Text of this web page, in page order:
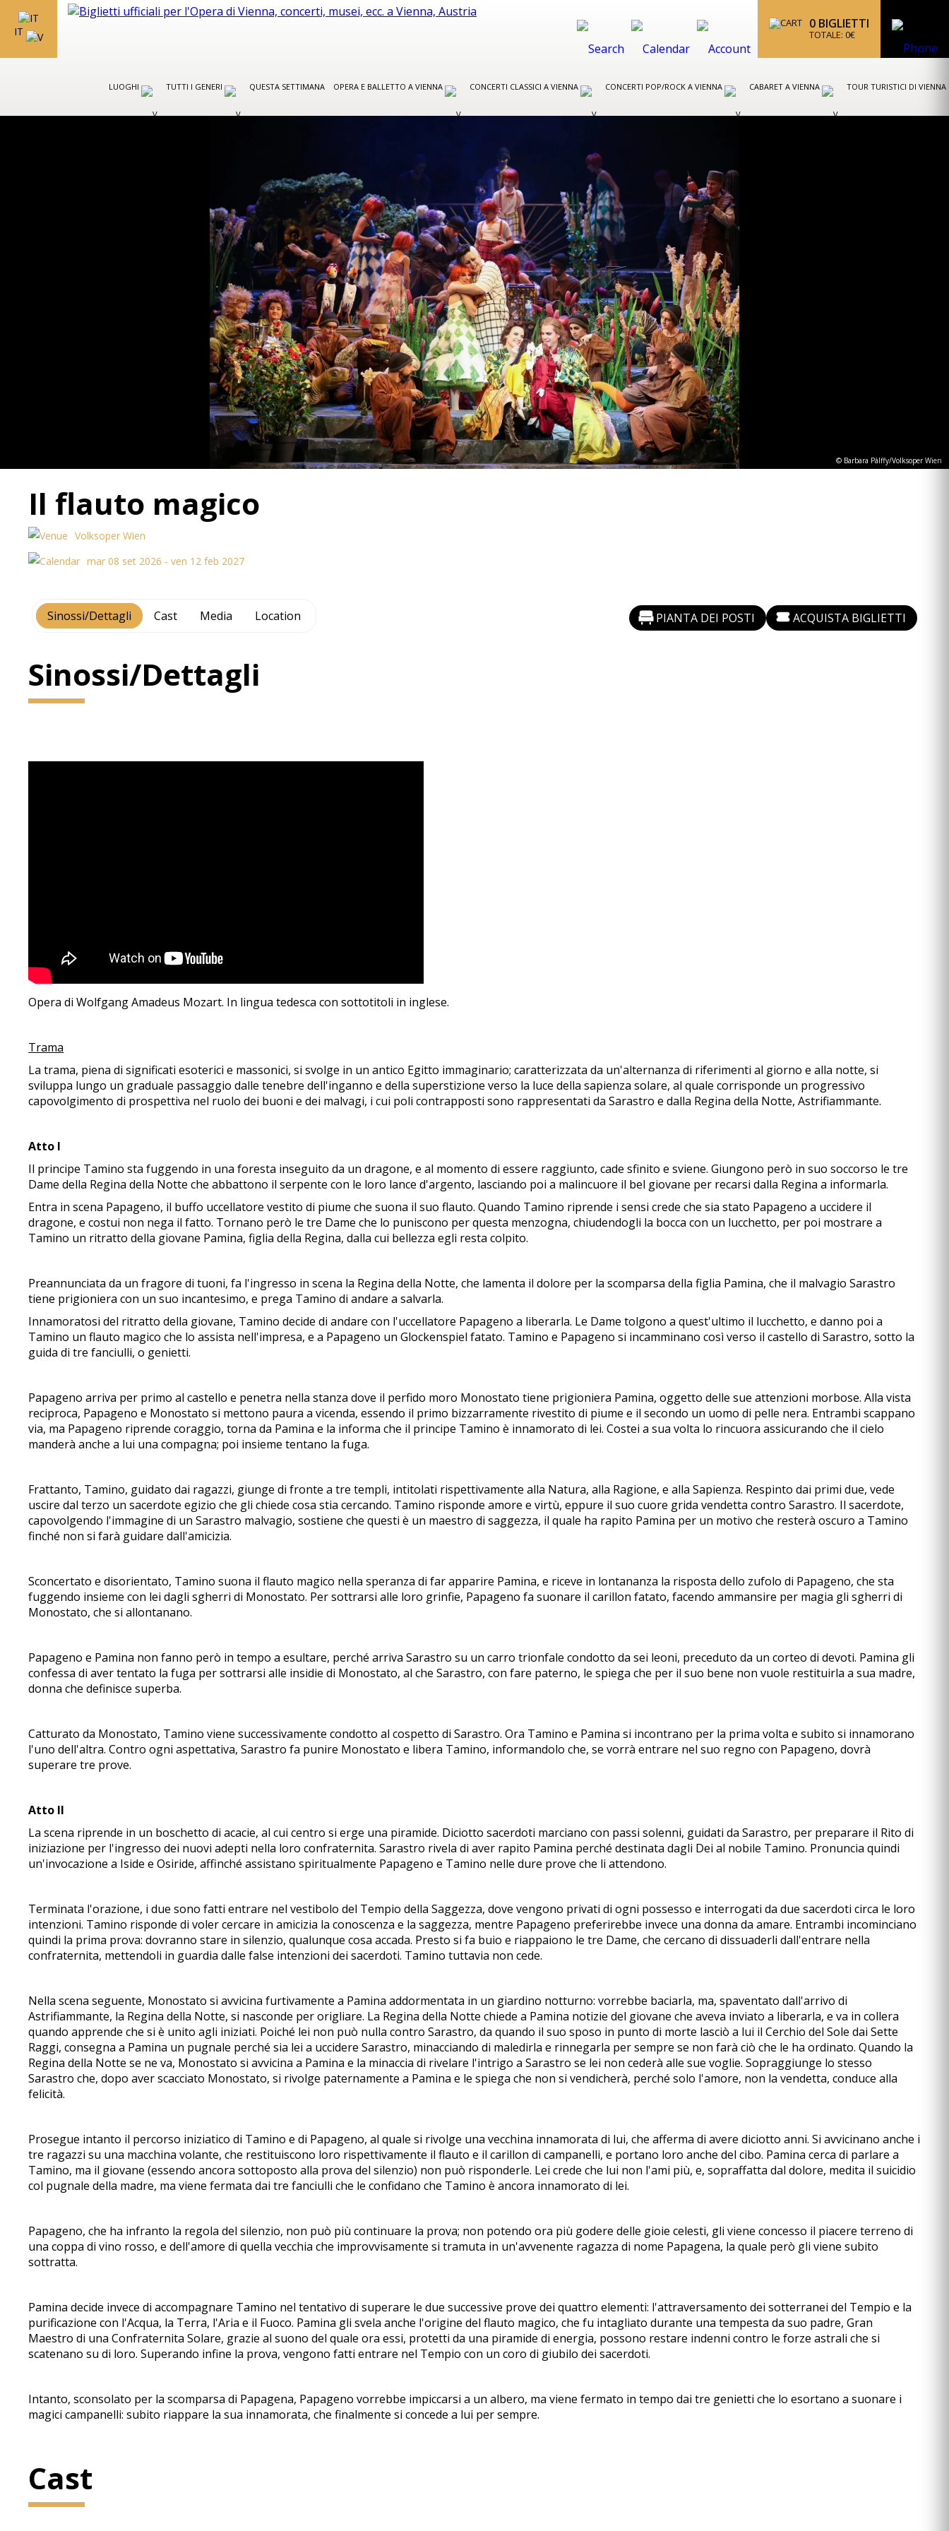
IT
0 BIGLIETTI
TOTALE: 0€
LUOGHI TUTTI I GENERI QUESTA SETTIMANA OPERA E BALLETTO A VIENNA CONCERTI CLASSICI A VIENNA CONCERTI POP/ROCK A VIENNA CABARET A VIENNA TOUR TURISTICI DI VIENNA
© Barbara Pálffy/Volksoper Wien
Il flauto magico
Volksoper Wien
mar 08 set 2026 - ven 12 feb 2027
Sinossi/Dettagli Cast Media Location PIANTA DEI POSTI ACQUISTA BIGLIETTI
Sinossi/Dettagli
Opera di Wolfgang Amadeus Mozart. In lingua tedesca con sottotitoli in inglese.
Trama
La trama, piena di significati esoterici e massonici, si svolge in un antico Egitto immaginario; caratterizzata da un'alternanza di riferimenti al giorno e alla notte, si
sviluppa lungo un graduale passaggio dalle tenebre dell'inganno e della superstizione verso la luce della sapienza solare, al quale corrisponde un progressivo
capovolgimento di prospettiva nel ruolo dei buoni e dei malvagi, i cui poli contrapposti sono rappresentati da Sarastro e dalla Regina della Notte, Astrifiammante.
Atto I
Il principe Tamino sta fuggendo in una foresta inseguito da un dragone, e al momento di essere raggiunto, cade sfinito e sviene. Giungono però in suo soccorso le tre
Dame della Regina della Notte che abbattono il serpente con le loro lance d'argento, lasciando poi a malincuore il bel giovane per recarsi dalla Regina a informarla.
Entra in scena Papageno, il buffo uccellatore vestito di piume che suona il suo flauto. Quando Tamino riprende i sensi crede che sia stato Papageno a uccidere il
dragone, e costui non nega il fatto. Tornano però le tre Dame che lo puniscono per questa menzogna, chiudendogli la bocca con un lucchetto, per poi mostrare a
Tamino un ritratto della giovane Pamina, figlia della Regina, dalla cui bellezza egli resta colpito.
Preannunciata da un fragore di tuoni, fa l'ingresso in scena la Regina della Notte, che lamenta il dolore per la scomparsa della figlia Pamina, che il malvagio Sarastro
tiene prigioniera con un suo incantesimo, e prega Tamino di andare a salvarla.
Innamoratosi del ritratto della giovane, Tamino decide di andare con l'uccellatore Papageno a liberarla. Le Dame tolgono a quest'ultimo il lucchetto, e danno poi a
Tamino un flauto magico che lo assista nell'impresa, e a Papageno un Glockenspiel fatato. Tamino e Papageno si incamminano così verso il castello di Sarastro, sotto la
guida di tre fanciulli, o genietti.
Papageno arriva per primo al castello e penetra nella stanza dove il perfido moro Monostato tiene prigioniera Pamina, oggetto delle sue attenzioni morbose. Alla vista
reciproca, Papageno e Monostato si mettono paura a vicenda, essendo il primo bizzarramente rivestito di piume e il secondo un uomo di pelle nera. Entrambi scappano
via, ma Papageno riprende coraggio, torna da Pamina e la informa che il principe Tamino è innamorato di lei. Costei a sua volta lo rincuora assicurando che il cielo
manderà anche a lui una compagna; poi insieme tentano la fuga.
Frattanto, Tamino, guidato dai ragazzi, giunge di fronte a tre templi, intitolati rispettivamente alla Natura, alla Ragione, e alla Sapienza. Respinto dai primi due, vede
uscire dal terzo un sacerdote egizio che gli chiede cosa stia cercando. Tamino risponde amore e virtù, eppure il suo cuore grida vendetta contro Sarastro. Il sacerdote,
capovolgendo l'immagine di un Sarastro malvagio, sostiene che questi è un maestro di saggezza, il quale ha rapito Pamina per un motivo che resterà oscuro a Tamino
finché non si farà guidare dall'amicizia.
Sconcertato e disorientato, Tamino suona il flauto magico nella speranza di far apparire Pamina, e riceve in lontananza la risposta dello zufolo di Papageno, che sta
fuggendo insieme con lei dagli sgherri di Monostato. Per sottrarsi alle loro grinfie, Papageno fa suonare il carillon fatato, facendo ammansire per magia gli sgherri di
Monostato, che si allontanano.
Papageno e Pamina non fanno però in tempo a esultare, perché arriva Sarastro su un carro trionfale condotto da sei leoni, preceduto da un corteo di devoti. Pamina gli
confessa di aver tentato la fuga per sottrarsi alle insidie di Monostato, al che Sarastro, con fare paterno, le spiega che per il suo bene non vuole restituirla a sua madre,
donna che definisce superba.
Catturato da Monostato, Tamino viene successivamente condotto al cospetto di Sarastro. Ora Tamino e Pamina si incontrano per la prima volta e subito si innamorano
l'uno dell'altra. Contro ogni aspettativa, Sarastro fa punire Monostato e libera Tamino, informandolo che, se vorrà entrare nel suo regno con Papageno, dovrà
superare tre prove.
Atto II
La scena riprende in un boschetto di acacie, al cui centro si erge una piramide. Diciotto sacerdoti marciano con passi solenni, guidati da Sarastro, per preparare il Rito di
iniziazione per l'ingresso dei nuovi adepti nella loro confraternita. Sarastro rivela di aver rapito Pamina perché destinata dagli Dei al nobile Tamino. Pronuncia quindi
un'invocazione a Iside e Osiride, affinché assistano spiritualmente Papageno e Tamino nelle dure prove che li attendono.
Terminata l'orazione, i due sono fatti entrare nel vestibolo del Tempio della Saggezza, dove vengono privati di ogni possesso e interrogati da due sacerdoti circa le loro
intenzioni. Tamino risponde di voler cercare in amicizia la conoscenza e la saggezza, mentre Papageno preferirebbe invece una donna da amare. Entrambi incominciano
quindi la prima prova: dovranno stare in silenzio, qualunque cosa accada. Presto si fa buio e riappaiono le tre Dame, che cercano di dissuaderli dall'entrare nella
confraternita, mettendoli in guardia dalle false intenzioni dei sacerdoti. Tamino tuttavia non cede.
Nella scena seguente, Monostato si avvicina furtivamente a Pamina addormentata in un giardino notturno: vorrebbe baciarla, ma, spaventato dall'arrivo di
Astrifiammante, la Regina della Notte, si nasconde per origliare. La Regina della Notte chiede a Pamina notizie del giovane che aveva inviato a liberarla, e va in collera
quando apprende che si è unito agli iniziati. Poiché lei non può nulla contro Sarastro, da quando il suo sposo in punto di morte lasciò a lui il Cerchio del Sole dai Sette
Raggi, consegna a Pamina un pugnale perché sia lei a uccidere Sarastro, minacciando di maledirla e rinnegarla per sempre se non farà ciò che le ha ordinato. Quando la
Regina della Notte se ne va, Monostato si avvicina a Pamina e la minaccia di rivelare l'intrigo a Sarastro se lei non cederà alle sue voglie. Sopraggiunge lo stesso
Sarastro che, dopo aver scacciato Monostato, si rivolge paternamente a Pamina e le spiega che non si vendicherà, perché solo l'amore, non la vendetta, conduce alla
felicità.
Prosegue intanto il percorso iniziatico di Tamino e di Papageno, al quale si rivolge una vecchina innamorata di lui, che afferma di avere diciotto anni. Si avvicinano anche i
tre ragazzi su una macchina volante, che restituiscono loro rispettivamente il flauto e il carillon di campanelli, e portano loro anche del cibo. Pamina cerca di parlare a
Tamino, ma il giovane (essendo ancora sottoposto alla prova del silenzio) non può risponderle. Lei crede che lui non l'ami più, e, sopraffatta dal dolore, medita il suicidio
col pugnale della madre, ma viene fermata dai tre fanciulli che le confidano che Tamino è ancora innamorato di lei.
Papageno, che ha infranto la regola del silenzio, non può più continuare la prova; non potendo ora più godere delle gioie celesti, gli viene concesso il piacere terreno di
una coppa di vino rosso, e dell'amore di quella vecchia che improvvisamente si tramuta in un'avvenente ragazza di nome Papagena, la quale però gli viene subito
sottratta.
Pamina decide invece di accompagnare Tamino nel tentativo di superare le due successive prove dei quattro elementi: l'attraversamento dei sotterranei del Tempio e la
purificazione con l'Acqua, la Terra, l'Aria e il Fuoco. Pamina gli svela anche l'origine del flauto magico, che fu intagliato durante una tempesta da suo padre, Gran
Maestro di una Confraternita Solare, grazie al suono del quale ora essi, protetti da una piramide di energia, possono restare indenni contro le forze astrali che si
scatenano su di loro. Superando infine la prova, vengono fatti entrare nel Tempio con un coro di giubilo dei sacerdoti.
Intanto, sconsolato per la scomparsa di Papagena, Papageno vorrebbe impiccarsi a un albero, ma viene fermato in tempo dai tre genietti che lo esortano a suonare i
magici campanelli: subito riappare la sua innamorata, che finalmente si concede a lui per sempre.
Cast